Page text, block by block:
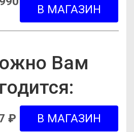
Вам
₽